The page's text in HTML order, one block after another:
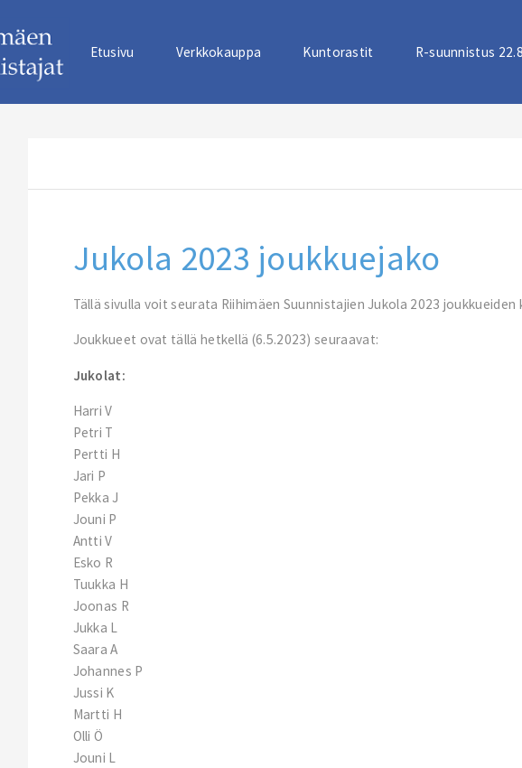
Etusivu Verkkokauppa Kuntorastit R-suunnistus
Jukola 2023 joukkuejako
Tällä sivulla voit seurata Riihimäen Suunnistajien Jukola 2023
Joukkueet ovat tällä hetkellä (6.5.2023) seuraavat:
Jukolat:
Harri V
Petri T
Pertti H
Jari P
Pekka J
Jouni P
Antti V
Esko R
Tuukka H
Joonas R
Jukka L
Saara A
Johannes P
Jussi K
Martti H
Olli Ö
Jouni L